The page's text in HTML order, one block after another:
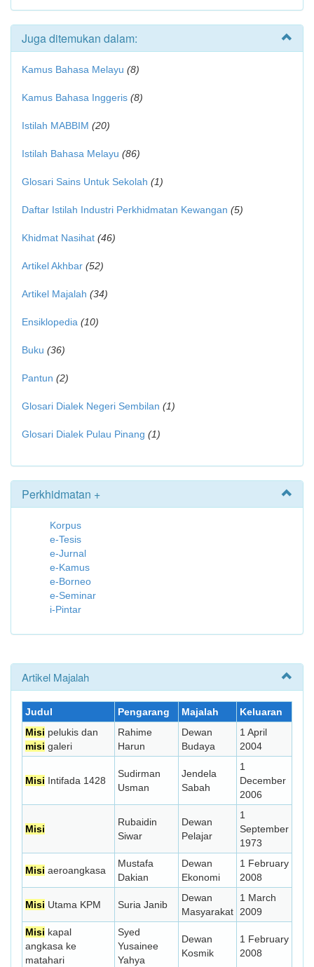
Juga ditemukan dalam:
Kamus Bahasa Melayu (8)
Kamus Bahasa Inggeris (8)
Istilah MABBIM (20)
Istilah Bahasa Melayu (86)
Glosari Sains Untuk Sekolah (1)
Daftar Istilah Industri Perkhidmatan Kewangan (5)
Khidmat Nasihat (46)
Artikel Akhbar (52)
Artikel Majalah (34)
Ensiklopedia (10)
Buku (36)
Pantun (2)
Glosari Dialek Negeri Sembilan (1)
Glosari Dialek Pulau Pinang (1)
Perkhidmatan +
Korpus
e-Tesis
e-Jurnal
e-Kamus
e-Borneo
e-Seminar
i-Pintar
Artikel Majalah
Judul Pengarang Majalah
Keluaran
Misi pelukis dan
misi galeri
Rahime
Harun
Dewan
Budaya
1 April
2004
Misi Intifada 1428
Sudirman
Usman
Jendela
Sabah
1
December
2006
Misi
Rubaidin
Siwar
Dewan
Pelajar
1
September
1973
Misi aeroangkasa
Mustafa
Dakian
Dewan
Ekonomi
1 February
2008
Misi Utama KPM Suria Janib
Dewan
Masyarakat
1 March
2009
Misi kapal
angkasa ke
matahari
Syed
Yusainee
Yahya
Dewan
Kosmik
1 February
2008